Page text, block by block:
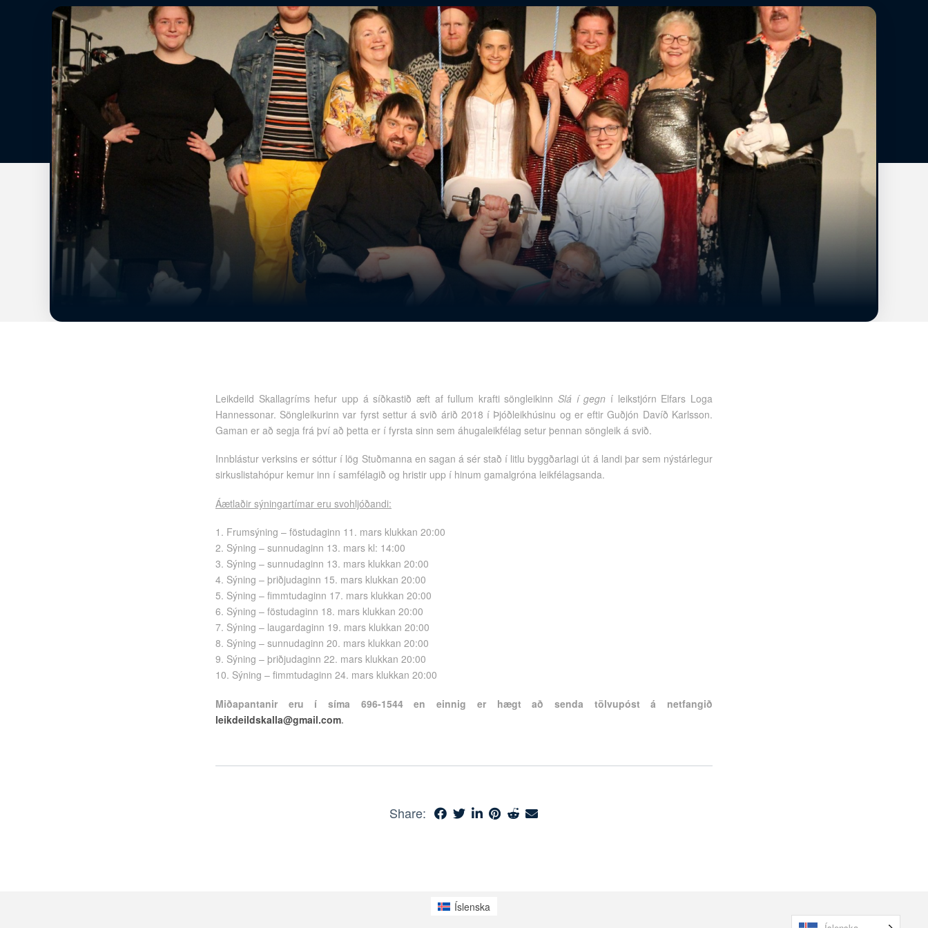
Leikdeild Skallagríms hefur upp á síðkastið æft af fullum krafti söngleikinnSlá í gegn í leikstjórn Elfars Loga
Hannessonar. Söngleikurinn var fyrst settur á svið árið 2018 í Þjóðleikhúsinu og er eftir Guðjón Davíð Karlsson.
Gaman er að segja frá því að þetta er í fyrsta sinn sem áhugaleikfélag setur þennan söngleik á svið.
Innblástur verksins er sóttur í lög Stuðmanna en sagan á sér stað í litlu byggðarlagi út á landi þar sem nýstárlegur
sirkuslistahópur kemur inn í samfélagið og hristir upp í hinum gamalgróna leikfélagsanda.
Áætlaðir sýningartímar eru svohljóðandi:
1. Frumsýning – föstudaginn 11. mars klukkan 20:00
2. Sýning – sunnudaginn 13. mars kl: 14:00
3. Sýning – sunnudaginn 13. mars klukkan 20:00
4. Sýning – þriðjudaginn 15. mars klukkan 20:00
5. Sýning – fimmtudaginn 17. mars klukkan 20:00
6. Sýning – föstudaginn 18. mars klukkan 20:00
7. Sýning – laugardaginn 19. mars klukkan 20:00
8. Sýning – sunnudaginn 20. mars klukkan 20:00
9. Sýning – þriðjudaginn 22. mars klukkan 20:00
10. Sýning – fimmtudaginn 24. mars klukkan 20:00
Miðapantanir eru í síma 696-1544 en einnig er hægt að senda tölvupóst á netfangið
leikdeildskalla@gmail.com.
Share:
Íslenska